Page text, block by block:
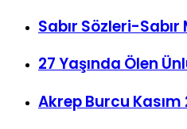
Sabır Sözleri-Sabır
27 Yaşında Ölen
Akrep Burcu